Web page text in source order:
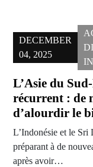
DECEMBER
04, 2025
L’Asie du
récurrent : de
d’alourdir le
L’Indonésie et le Sri
préparant à de
après avoir…